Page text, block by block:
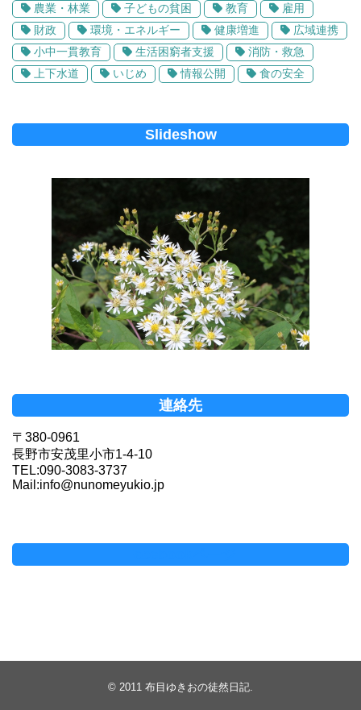
農業・林業
子どもの貧困 教育
雇用
財政
環境・エネルギー 健康増進
広域連携
小中一貫教育
生活困窮者支援
消防・救急
上下水道
いじめ 情報公開 食の安全
Slideshow
連絡先
〒380-0961
長野市安茂里小市1-4-10
TEL:090-3083-3737
Mail:info@nunomeyukio.jp
© 2011 布目ゆきおの徒然日記